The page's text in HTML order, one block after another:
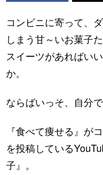
コンビニに寄って、
しまう甘～いお菓子
スイーツがあればい
か。
ならばいっそ、自分
『食べて痩せる』が
を投稿している
子』。